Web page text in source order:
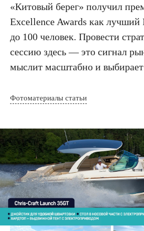
«Китовый берег» получил
Excellence Awards как лучший
до 100 человек. Провести
сессию здесь — это сигнал
мыслит масштабно и
Фотоматериалы статьи